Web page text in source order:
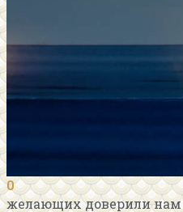
0
желающих доверили нам